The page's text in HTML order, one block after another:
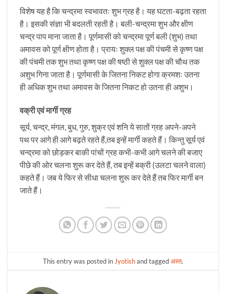
विशेष यह है कि चन्द्रमा स्वभावतः शुभ ग्रह है। यह घटता-बढ़ता रहता
है। इसकी संज्ञा भी बदलती रहती है। बली-चन्द्रमा शुभ और क्षीण
चन्द्र पाप माना जाता है। पूर्णमासी को चन्द्रमा पूर्ण बली (शुभ) तथा
अमावस को पूर्ण क्षीण होता है। प्रायः शुक्ल पक्ष की पंचमी से कृष्ण पक्ष
की पंचमी तक शुभ तथा कृष्ण पक्ष की षष्ठी से शुक्ल पक्ष की चौथ तक
अशुभ गिना जाता है। पूर्णमासी के जितना निकट होगा क्रमशः उतना
ही अधिक शुभ तथा अमावस के जितना निकट हो उतना ही अशुभ।
वक्री एवं मार्गी ग्रह
सूर्य, चन्द्र, मंगल, बुध, गुरु, शुक्र एवं शनि ये सातों ग्रह अपने-अपने
पथ पर आगे ही आगे बढ़ते रहते हैं,तब इन्हें मार्गी कहते हैं। किन्तु सूर्य एवं
चन्द्रमा को छोड़कर बाकी पांचों ग्रह कभी-कभी आगे चलने की बजाए
पीछे की ओर चलना शुरू कर देते हैं, तब इन्हें बक्री (उलटा चलने वाला)
कहते हैं। जब ये फिर से सीधा चलना शुरू कर देते हैं तब फिर मार्गी बन
जाते हैं।
This entry was posted in Jyotishand taggedअस्त.